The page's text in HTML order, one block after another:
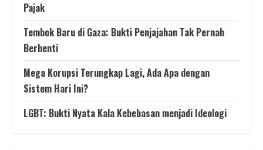
Pajak
Tembok Baru di Gaza: Bukti Penjajahan Tak Pernah
Berhenti
Mega Korupsi Terungkap Lagi, Ada Apa dengan
Sistem Hari Ini?
LGBT: Bukti Nyata Kala Kebebasan menjadi Ideologi